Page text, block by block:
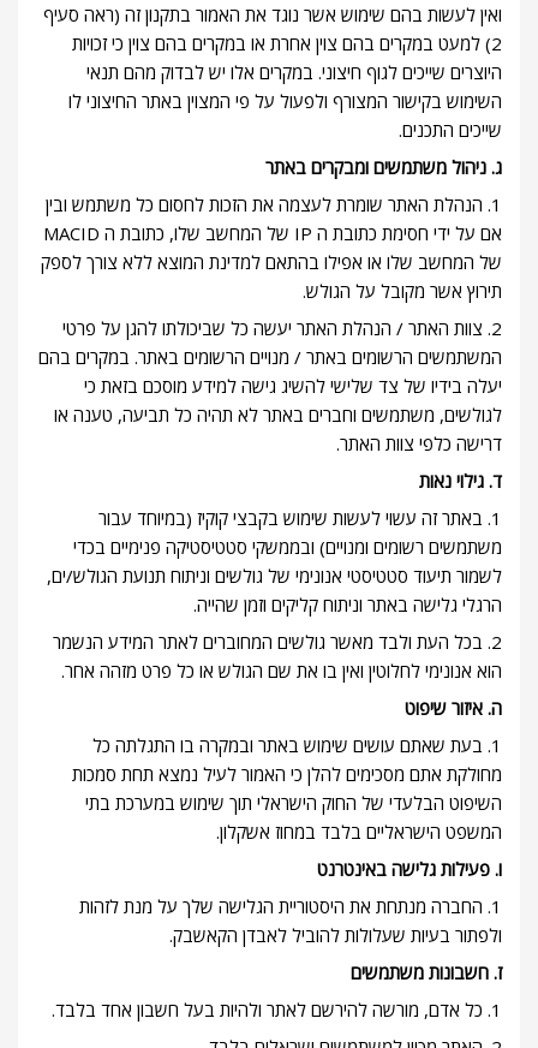
ואין לעשות בהם שימוש אשר נוגד את האמור בתקנון זה (ראה סעיף
2) למעט במקרים בהם צוין אחרת או במקרים בהם צוין כי זכויות
היוצרים שייכים לגוף חיצוני. במקרים אלו יש לבדוק מהם תנאי
השימוש בקישור המצורף ולפעול על פי המצוין באתר החיצוני לו
שייכים התכנים.
ג. ניהול משתמשים ומבקרים באתר
1. הנהלת האתר שומרת לעצמה את הזכות לחסום כל משתמש ובין
אם על ידי חסימת כתובת ה IP של המחשב שלו, כתובת ה MACID
של המחשב שלו או אפילו בהתאם למדינת המוצא ללא צורך לספק
תירוץ אשר מקובל על הגולש.
2. צוות האתר / הנהלת האתר יעשה כל שביכולתו להגן על פרטי
המשתמשים הרשומים באתר / מנויים הרשומים באתר. במקרים בהם
יעלה בידיו של צד שלישי להשיג גישה למידע מוסכם בזאת כי
לגולשים, משתמשים וחברים באתר לא תהיה כל תביעה, טענה או
דרישה כלפי צוות האתר.
ד. גילוי נאות
1. באתר זה עשוי לעשות שימוש בקבצי קוקיז (במיוחד עבור
משתמשים רשומים ומנויים) ובממשקי סטטיסטיקה פנימיים בכדי
לשמור תיעוד סטטיסטי אנונימי של גולשים וניתוח תנועת הגולש/ים,
הרגלי גלישה באתר וניתוח קליקים וזמן שהייה.
2. בכל העת ולבד מאשר גולשים המחוברים לאתר המידע הנשמר
הוא אנונימי לחלוטין ואין בו את שם הגולש או כל פרט מזהה אחר.
ה. איזור שיפוט
1. בעת שאתם עושים שימוש באתר ובמקרה בו התגלתה כל
מחולקת אתם מסכימים להלן כי האמור לעיל נמצא תחת סמכות
השיפוט הבלעדי של החוק הישראלי תוך שימוש במערכת בתי
המשפט הישראליים בלבד במחוז אשקלון.
ו. פעילות גלישה באינטרנט
1. החברה מנתחת את היסטוריית הגלישה שלך על מנת לזהות
ולפתור בעיות שעלולות להוביל לאבדן הקאשבק.
ז. חשבונות משתמשים
1. כל אדם, מורשה להירשם לאתר ולהיות בעל חשבון אחד בלבד.